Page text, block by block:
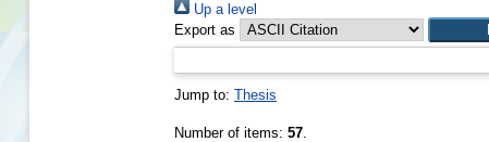
Up a level
Export as
Jump to: Thesis
Number of items: 57.